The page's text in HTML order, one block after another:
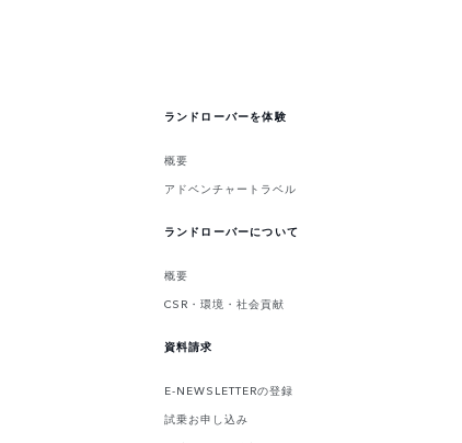
ランドローバーを体験
概要
アドベンチャートラベル
ランドローバーについて
概要
CSR・環境・社会貢献
資料請求
E-NEWSLETTERの登録
試乗お申し込み